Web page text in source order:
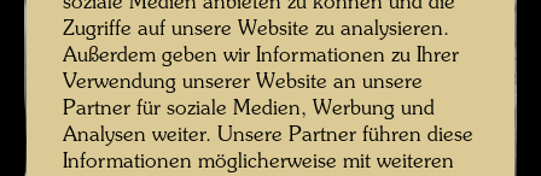
Zugriffe auf unsere Website zu analysieren.
Außerdem geben wir Informationen zu Ihrer
Verwendung unserer Website an unsere
Partner für soziale Medien, Werbung und
Analysen weiter. Unsere Partner führen diese
Informationen möglicherweise mit weiteren